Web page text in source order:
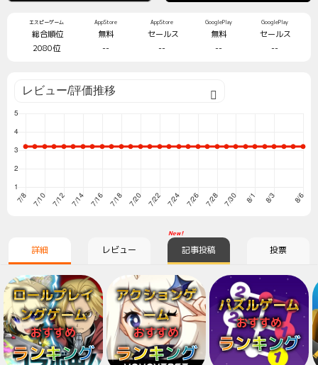
エスピーゲーム
総合順位
2080位
AppStore
無料
--
AppStore
セールス
--
GooglePlay
無料
--
GooglePlay
セールス
--
詳細 レビュー
New!
記事投稿 投票
ロールプレイ
ングゲーム
おすすめ
ランキング
アクションゲ
ーム
おすすめ
ランキング
パズルゲーム
おすすめ
ランキング